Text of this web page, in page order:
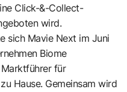
Click-&-Collect-
wird.
sich Mavie Next im Juni
Biome
für
Hause. Gemeinsam wird